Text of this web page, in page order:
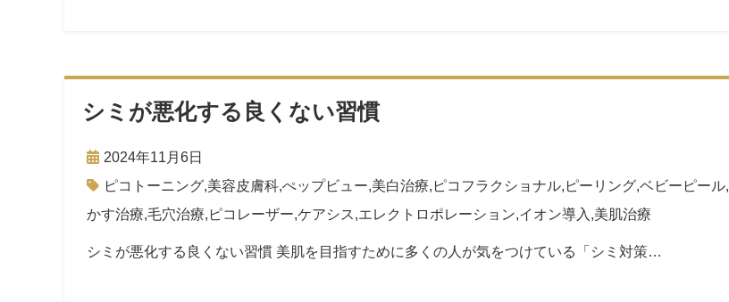
シミが悪化する良くない習慣
2024年11月6日
ピコトーニング,美容皮膚科,ぺップビュー,美白治療, ピコフラクショナル, ピーリング,ベビーピール,
かす治療,毛穴治療, ピコレーザー,ケアシス,エレクトロポレーション,イオン導入 ,美肌治療
シミが悪化する良くない習慣 美肌を目指すために多くの人が気をつけている「シミ対策…